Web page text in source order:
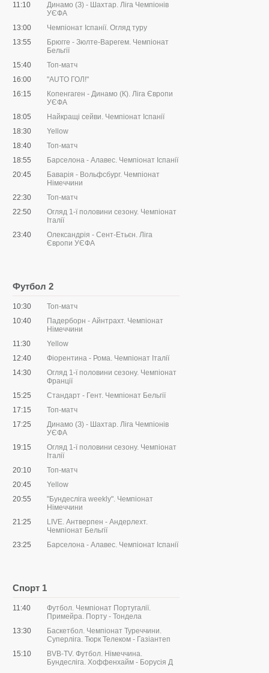
11:10
Динамо (З) - Шахтар. Ліга Чемпіонів
УЄФА
13:00
Чемпіонат Іспанії. Огляд туру
13:55
Брюгге - Зюлте-Варегем. Чемпіонат
Бельгії
15:40
Топ-матч
16:00
"AUTO ГОЛ!"
16:15
Копенгаген - Динамо (К). Ліга Європи
УЄФА
18:05
Найкращі сейви. Чемпіонат Іспанії
18:30
Yellow
18:40
Топ-матч
18:55
Барселона - Алавес. Чемпіонат Іспанії
20:45
Баварія - Вольфсбург. Чемпіонат
Німеччини
22:30
Топ-матч
22:50
Огляд 1-ї половини сезону. Чемпіонат
Італії
23:40
Олександрія - Сент-Етьєн. Ліга
Європи УЄФА
Футбол 2
10:30
Топ-матч
10:40
Падерборн - Айнтрахт. Чемпіонат
Німеччини
11:30
Yellow
12:40
Фіорентина - Рома. Чемпіонат Італії
14:30
Огляд 1-ї половини сезону. Чемпіонат
Франції
15:25
Стандарт - Гент. Чемпіонат Бельгії
17:15
Топ-матч
17:25
Динамо (З) - Шахтар. Ліга Чемпіонів
УЄФА
19:15
Огляд 1-ї половини сезону. Чемпіонат
Італії
20:10
Топ-матч
20:45
Yellow
20:55
"Бундесліга weekly". Чемпіонат
Німеччини
21:25
LIVE. Антверпен - Андерлехт.
Чемпіонат Бельгії
23:25
Барселона - Алавес. Чемпіонат Іспанії
Спорт 1
11:40
Футбол. Чемпіонат Португалії.
Примейра. Порту - Тондела
13:30
Баскетбол. Чемпіонат Туреччини.
Суперліга. Тюрк Телеком - Газіантеп
15:10
BVB-TV. Футбол. Німеччина.
Бундесліга. Хоффенхайм - Борусія Д